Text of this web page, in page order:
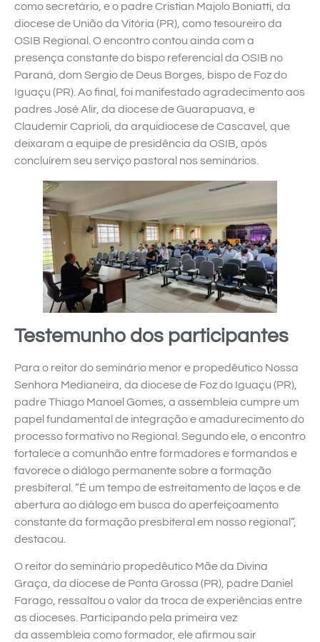
como secretário, e o padre Cristian Majolo Boniatti, da
diocese de União da Vitória (PR), como tesoureiro da
OSIB Regional. O encontro contou ainda com a
presença constante do bispo referencial da OSIB no
Paraná, dom Sergio de Deus Borges, bispo de Foz do
Iguaçu (PR). Ao final, foi manifestado agradecimento aos
padres José Alir, da diocese de Guarapuava, e
Claudemir Caprioli, da arquidiocese de Cascavel, que
deixaram a equipe de presidência da OSIB, após
concluírem seu serviço pastoral nos seminários.
Testemunho dos participantes
Para o reitor do seminário menor e propedêutico Nossa
Senhora Medianeira, da diocese de Foz do Iguaçu (PR),
padre Thiago Manoel Gomes, a assembleia cumpre um
papel fundamental de integração e amadurecimento do
processo formativo no Regional. Segundo ele, o encontro
fortalece a comunhão entre formadores e formandos e
favorece o diálogo permanente sobre a formação
presbiteral. “É um tempo de estreitamento de laços e de
abertura ao diálogo em busca do aperfeiçoamento
constante da formação presbiteral em nosso regional”,
destacou.
O reitor do seminário propedêutico Mãe da Divina
Graça, da diocese de Ponta Grossa (PR), padre Daniel
Farago, ressaltou o valor da troca de experiências entre
as dioceses. Participando pela primeira vez
da assembleia como formador, ele afirmou sair